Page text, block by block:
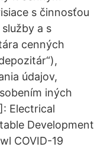
s činnosťou
a s
cenných
údajov,
iných
Electrical
Development
COVID-19